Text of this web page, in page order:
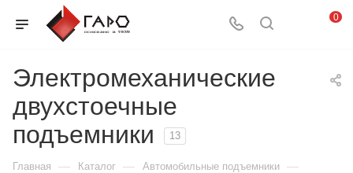
0
Электромеханические
двухстоечные
подъемники
13
Главная — Каталог — Автомобильные подъемники —